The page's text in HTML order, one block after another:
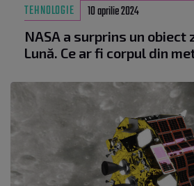
TEHNOLOGIE 10 aprilie 2024
NASA a surprins un obiect
Lună. Ce ar fi corpul din